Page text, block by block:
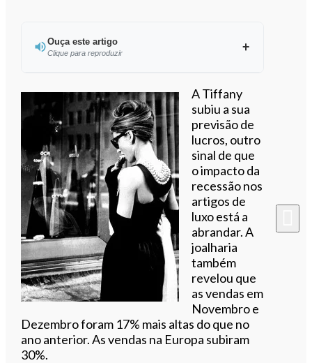
Ouça este artigo
Clique para reproduzir
Ouvir este artigoA Tiffany
subiu a sua
previsão de
lucros, outro
sinal de que
o impacto da
recessão nos
artigos de
luxo está a
abrandar. A
joalharia
também
revelou que
as vendas em
Novembro e
Dezembro foram 17% mais altas do que no
ano anterior. As vendas na Europa subiram
30%.